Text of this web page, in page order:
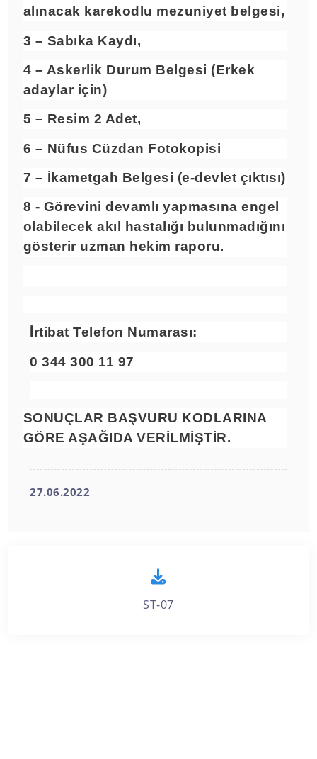
alınacak karekodlu mezuniyet belgesi,
3 – Sabıka Kaydı,
4 – Askerlik Durum Belgesi (Erkek
adaylar için)
5 – Resim 2 Adet,
6 – Nüfus Cüzdan Fotokopisi
7 – İkametgah Belgesi (e-devlet çıktısı)
8 - Görevini devamlı yapmasına engel
olabilecek akıl hastalığı bulunmadığını
gösterir uzman hekim raporu.
İrtibat Telefon Numarası:
0 344 300 11 97
SONUÇLAR BAŞVURU KODLARINA
GÖRE AŞAĞIDA VERİLMİŞTİR.
27.06.2022
ST-07